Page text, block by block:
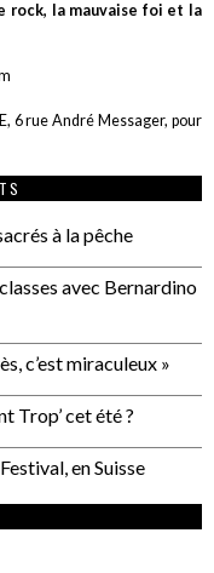
rock, la mauvaise foi et la
6 rue André Messager, pour
à la pêche
avec Bernardino
c’est miraculeux »
Trop’ cet été ?
en Suisse